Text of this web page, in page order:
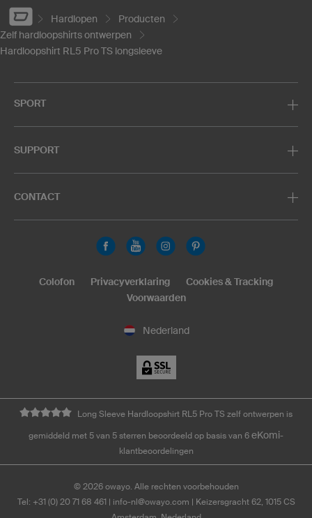
Hardlopen
Producten
Zelf hardloopshirts ontwerpen
Hardloopshirt RL5 Pro TS longsleeve
SPORT
SUPPORT
CONTACT
Nederland
Colofon Privacyverklaring
Cookies & Tracking
Voorwaarden
Long Sleeve Hardloopshirt RL5 Pro TS zelf ontwerpen is
gemiddeld met 5 van 5 sterren beoordeeld op basis van 6 eKomi-
klantbeoordelingen
© 2026owayo. Alle rechten voorbehouden
Tel: +31 (0) 20 71 68 461 | info-nl@owayo.com | Keizersgracht 62, 1015 CS